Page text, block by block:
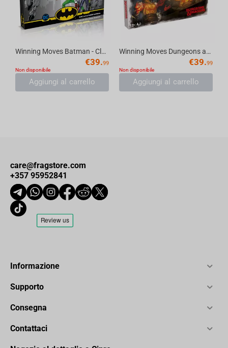
Winning Moves Batman - Cluedo Board Game
€39.99
Non disponibile
Aggiungi al carrello
Winning Moves Dungeons and Dragons - Cluedo Board Game
€39.99
Non disponibile
Aggiungi al carrello
care@fragstore.com
+357 95952841
Informazione
Supporto
Consegna
Contattaci